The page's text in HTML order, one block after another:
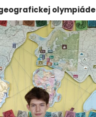
olympiáde